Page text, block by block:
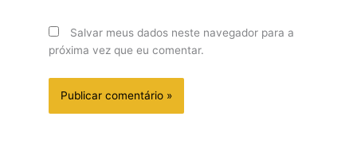
Salvar meus dados neste navegador para a
próxima vez que eu comentar.